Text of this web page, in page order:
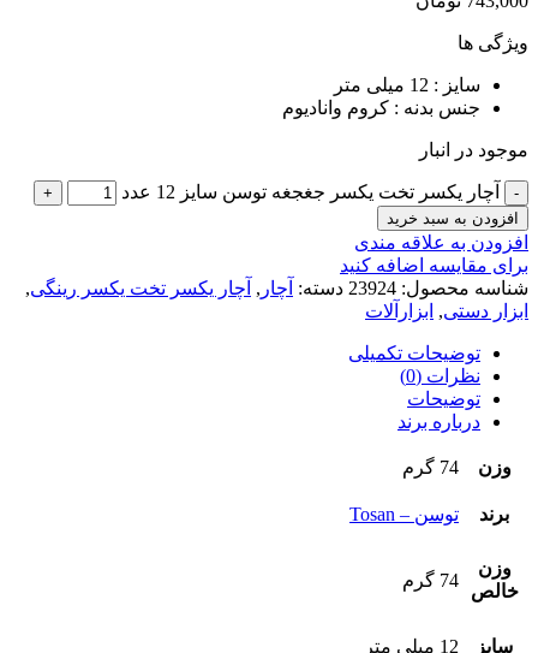
ویژگی ها
سایز : 12 میلی متر
جنس بدنه : کروم وانادیوم
موجود در انبار
آچار یکسر تخت یکسر جغجغه توسن سایز 12 عدد
افزودن به سبد خرید
افزودن به علاقه مندی
برای مقایسه اضافه کنید
شناسه محصول: 23924 دسته: آچار , آچار یکسر تخت یکسر رینگی,
ابزار دستی, ابزارآلات
توضیحات تکمیلی
نظرات (0)
توضیحات
درباره برند
وزن 74 گرم
برند توسن – Tosan
وزن
خالص
74 گرم
سایز 12 میلی متر